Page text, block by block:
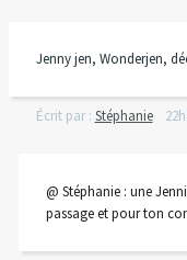
Jenny jen, Wonderjen,
Écrit par : Stéphanie
@ Stéphanie : une
passage et pour ton